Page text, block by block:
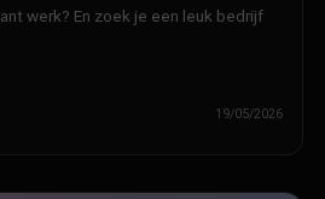
19/05/2026
werk? En zoek je een leuk bedrijf